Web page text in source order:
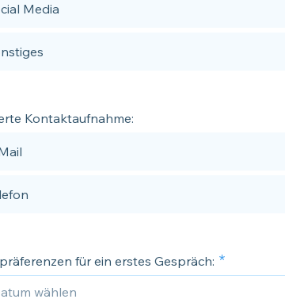
Media
Kontaktaufnahme:
für ein erstes Gespräch: